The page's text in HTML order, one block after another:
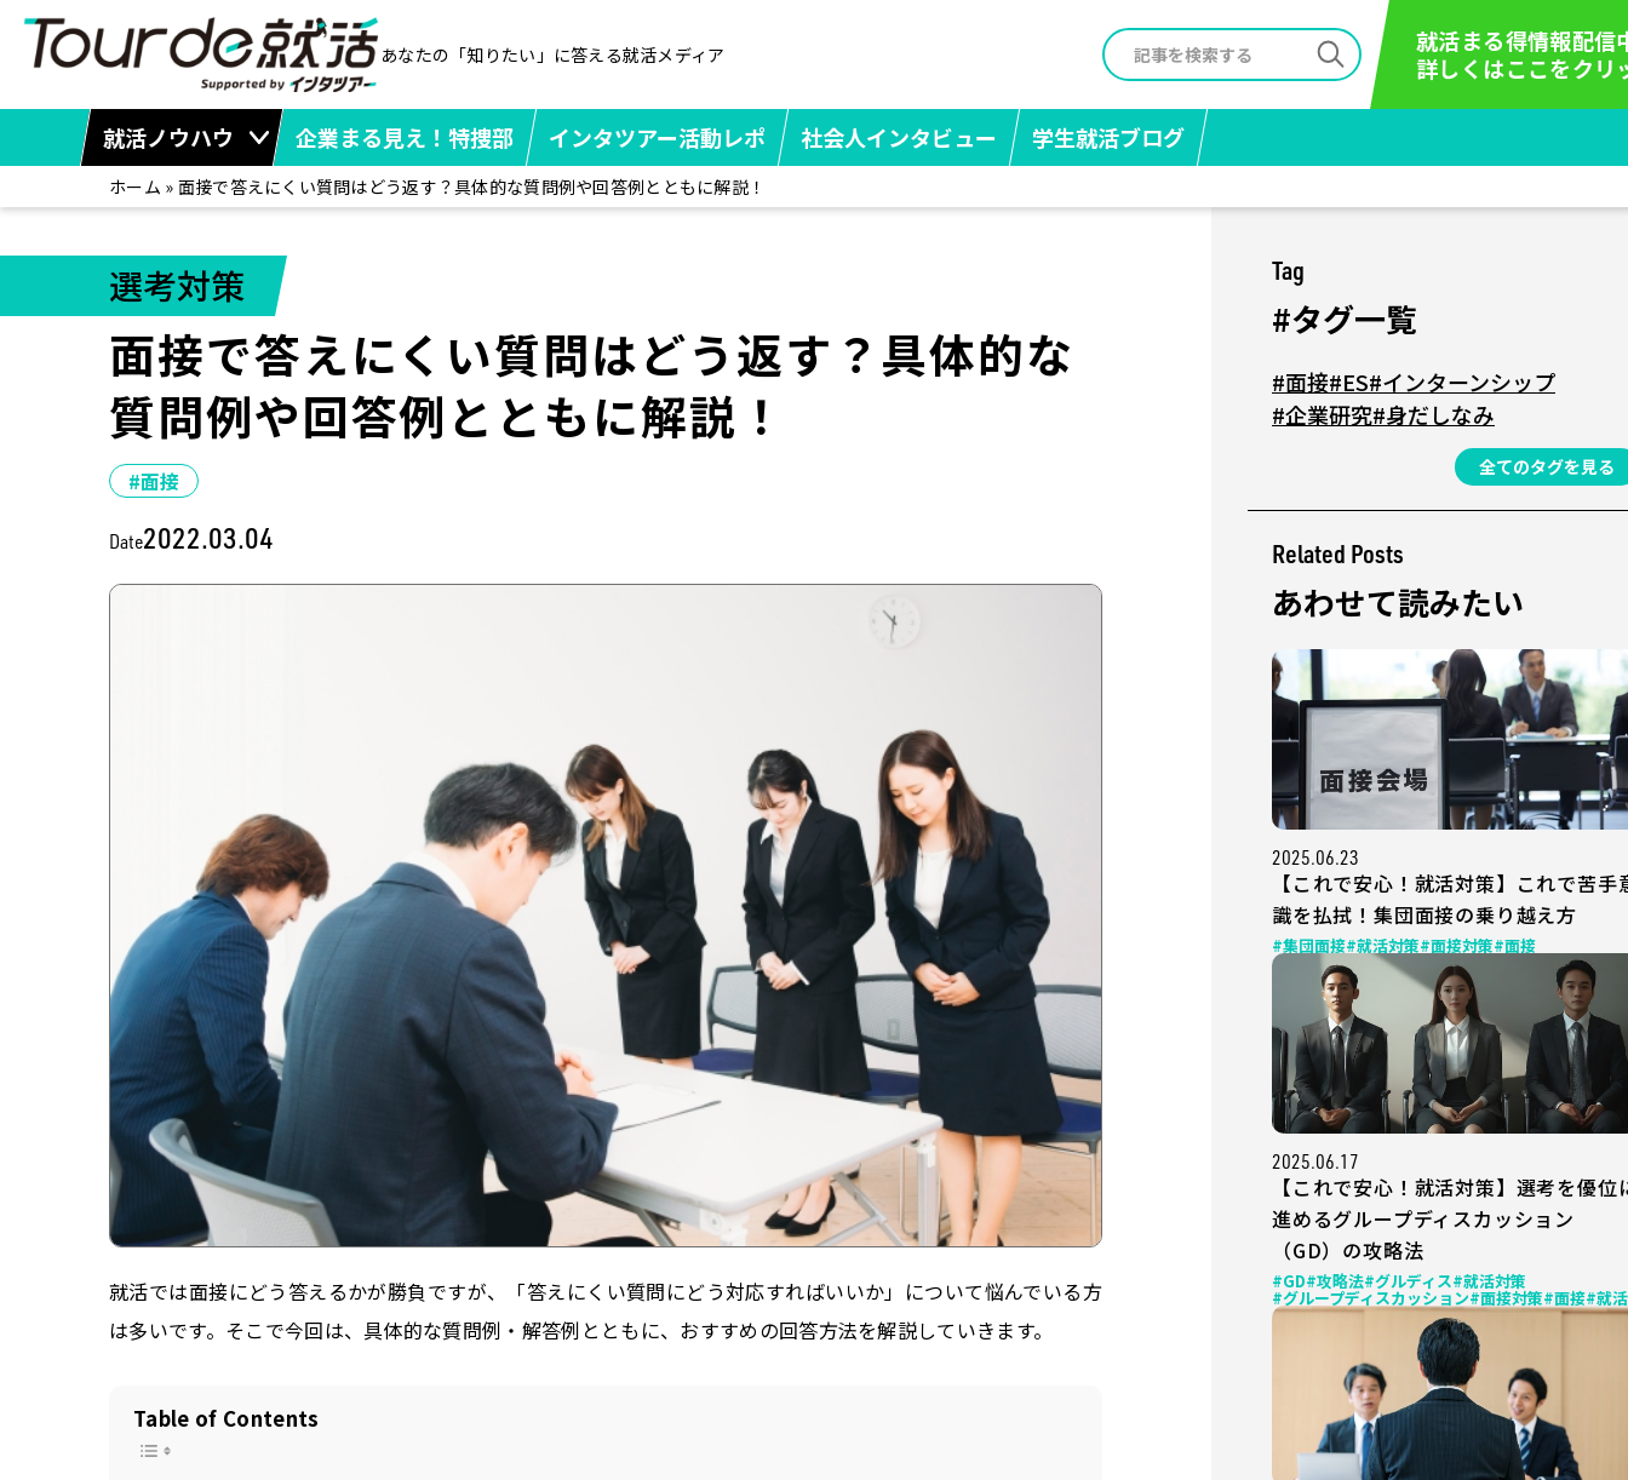
あなたの「知りたい」に答える就活メディア
就活まる得情報配信
詳しくはここをクリ
就活ノウハウ 企業まる見え！特捜部 インタツアー活動レポ 社会人インタビュー 学生就活ブログ
ホーム » 面接で答えにくい質問はどう返す？具体的な質問例や回答例とともに解説！
選考対策
面接で答えにくい質問はどう返す？具体的な
質問例や回答例とともに解説！
#面接
Date2022.03.04
就活では面接にどう答えるかが勝負ですが、「答えにくい質問にどう対応すればいいか」について悩んでいる方
は多いです。そこで今回は、具体的な質問例・解答例とともに、おすすめの回答方法を解説していきます。
Table of Contents
Tag
#タグ一覧
#面接#ES#インターンシップ
#企業研究#身だしなみ
全てのタグを見る
Related Posts
あわせて読みたい
2025.06.23
【これで安心！就活対策】これで苦手
識を払拭！集団面接の乗り越え方
#集団面接#就活対策#面接対策#面接
2025.06.17
【これで安心！就活対策】選考を優位
進めるグループディスカッション
（GD）の攻略法
#GD#攻略法#グルディス#就活対策
#グループディスカッション#面接対策#面接#就活